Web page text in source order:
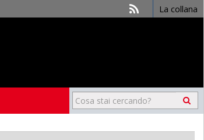
La collana